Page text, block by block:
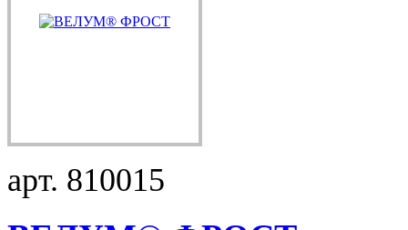
арт. 810015